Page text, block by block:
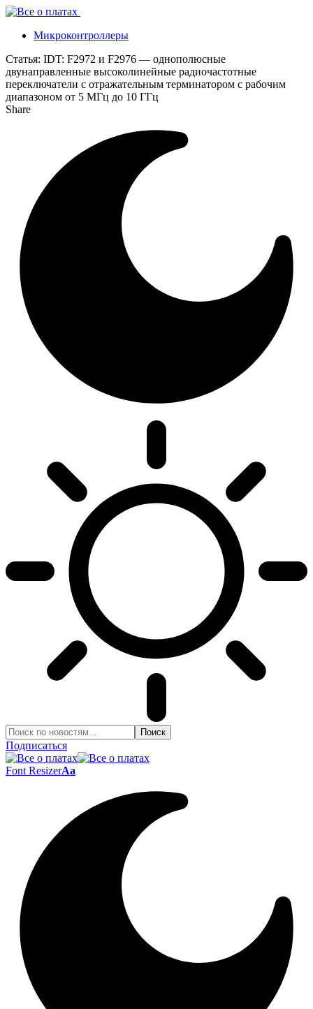
Микроконтроллеры
Статья: IDT: F2972 и F2976 — однополюсные
двунаправленные высоколинейные радиочастотные
переключатели с отражательным терминатором с рабочим
диапазоном от 5 МГц до 10 ГГц
Share
Подписаться
Font ResizerAa